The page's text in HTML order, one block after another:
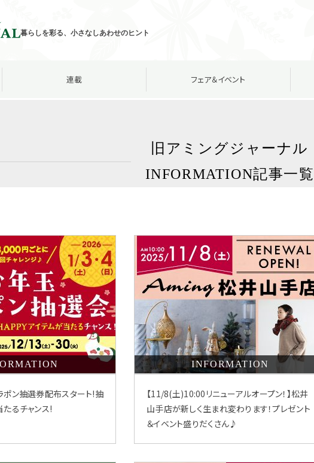
暮らしを彩る、小さなしあわせのヒント
連載 フェア＆イベント
旧アミングジャーナル
INFORMATION記事一覧
ン抽選券配布スタート!抽
るチャンス!
INFORMATION
【11/8(土)10:00リニューアルオープン！】松井
山手店が新しく生まれ変わります！プレゼント
＆イベント盛りだくさん♪